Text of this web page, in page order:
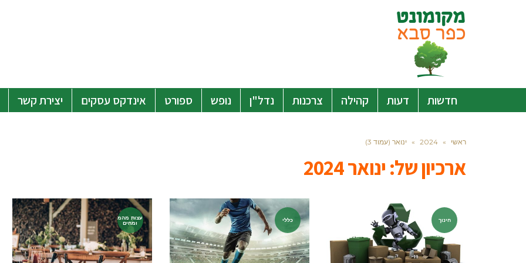
חדשות דעות קהילה צרכנות נדל"ן נופש ספורט אינדקס עסקים יצירת קשר
ראשי »
2024
» ינואר (עמוד 3)
ארכיון של:ינואר 2024
חינוך כללי
עצות מהמ
ומחים